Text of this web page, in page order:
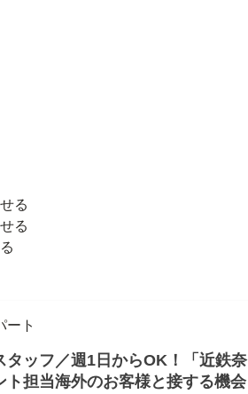
る
る
ート
タッフ／週1日からOK！「近鉄
ト担当海外のお客様と接する機